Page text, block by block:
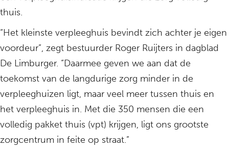
thuis.
“Het kleinste verpleeghuis bevindt zich achter je eigen
voordeur”, zegt bestuurder Roger Ruijters in dagblad
De Limburger. “Daarmee geven we aan dat de
toekomst van de langdurige zorg minder in de
verpleeghuizen ligt, maar veel meer tussen thuis en
het verpleeghuis in. Met die 350 mensen die een
volledig pakket thuis (vpt) krijgen, ligt ons grootste
zorgcentrum in feite op straat.”